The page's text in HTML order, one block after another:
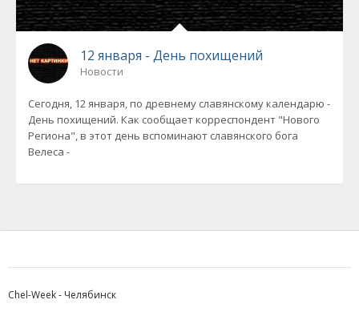
12 января - День похищений
Новости
Сегодня, 12 января, по древнему славянскому календарю -
День похищений. Как сообщает корреспондент "Нового
Региона", в этот день вспоминают славянского бога
Велеса -
Chel-Week - Челябинск